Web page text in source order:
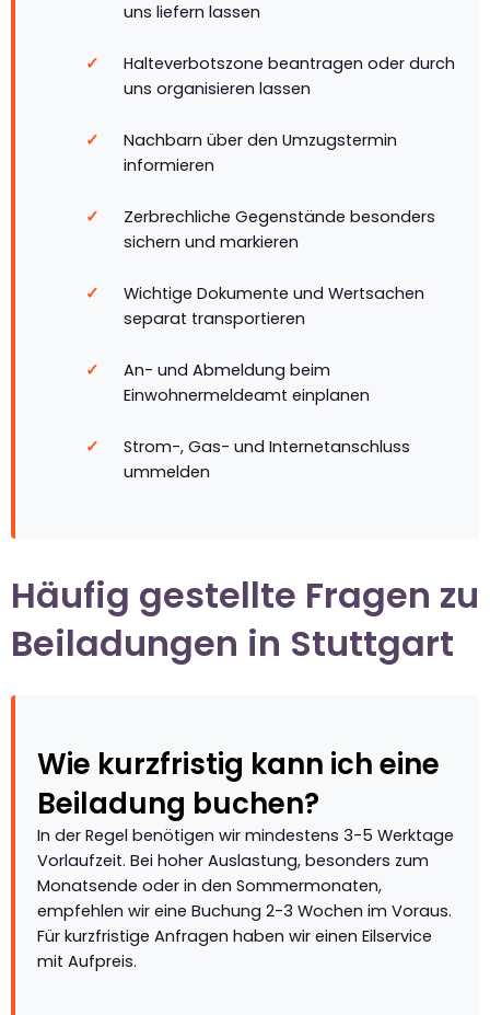
uns liefern lassen
Halteverbotszone beantragen oder durch
uns organisieren lassen
Nachbarn über den Umzugstermin
informieren
Zerbrechliche Gegenstände besonders
sichern und markieren
Wichtige Dokumente und Wertsachen
separat transportieren
An- und Abmeldung beim
Einwohnermeldeamt einplanen
Strom-, Gas- und Internetanschluss
ummelden
Häufig gestellte Fragen zu
Beiladungen in Stuttgart
Wie kurzfristig kann ich eine
Beiladung buchen?
In der Regel benötigen wir mindestens 3-5 Werktage
Vorlaufzeit. Bei hoher Auslastung, besonders zum
Monatsende oder in den Sommermonaten,
empfehlen wir eine Buchung 2-3 Wochen im Voraus.
Für kurzfristige Anfragen haben wir einen Eilservice
mit Aufpreis.